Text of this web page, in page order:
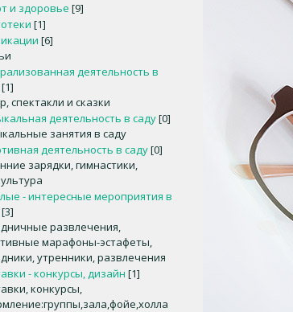
и здоровье [9]
[1]
[6]
деятельность в
[1]
спектакли и сказки
деятельность в саду[0]
занятия в саду
деятельность в саду[0]
зарядки, гимнастики,
- интересные мероприятия в
[3]
развлечения,
марафоны-эстафеты,
утренники, развлечения
- конкурсы, дизайн [1]
конкурсы,